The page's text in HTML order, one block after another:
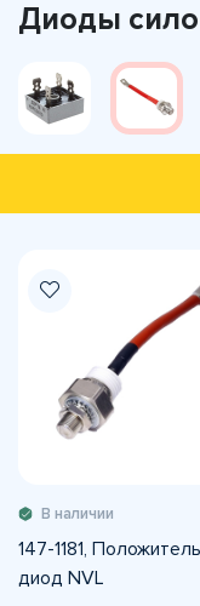
Диоды
В наличии
147-1181,
диод NVL